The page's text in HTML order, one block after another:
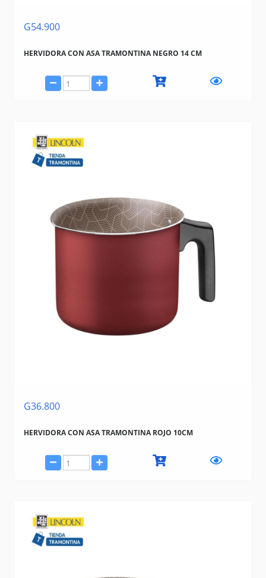
G54.900
HERVIDORA CON ASA TRAMONTINA NEGRO 14 CM
G36.800
HERVIDORA CON ASA TRAMONTINA ROJO 10CM